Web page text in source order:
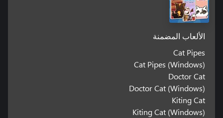
الألعاب المضمنة
Cat Pipes
Cat Pipes (Windows)
Doctor Cat
Doctor Cat (Windows)
Kiting Cat
Kiting Cat (Windows)